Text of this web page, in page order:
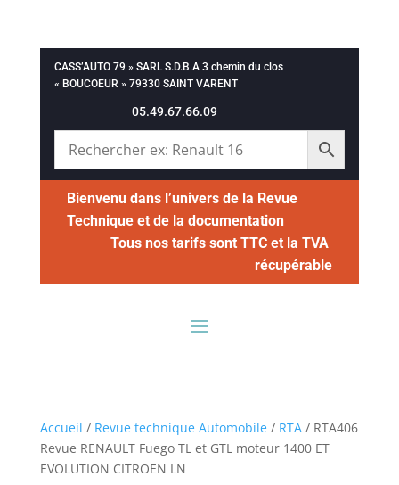
CASS’AUTO 79 » SARL S.D.B.A 3 chemin du clos
« BOUCOEUR » 79330 SAINT VARENT
05.49.67.66.09
Bienvenu dans l’univers de la Revue
Technique et de la documentation
Tous nos tarifs sont TTC et la TVA
récupérable
Accueil / Revue technique Automobile/ RTA/ RTA406
Revue RENAULT Fuego TL et GTL moteur 1400 ET
EVOLUTION CITROEN LN